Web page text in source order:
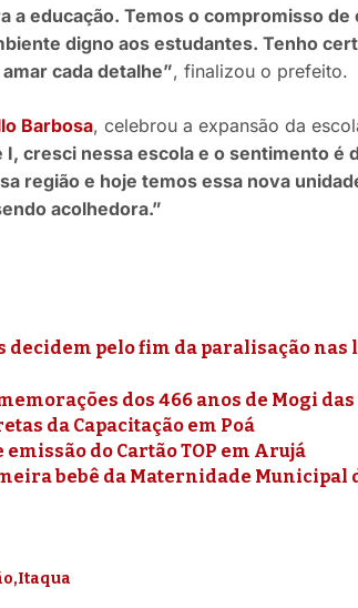
a educação. Temos o compromisso
digno aos estudantes. Tenho
cada detalhe”, finalizou o prefeito.
Barbosa, celebrou a expansão da
cresci nessa escola e o sentimento é
região e hoje temos essa nova
acolhedora.”
decidem pelo fim da paralisação nas
dos 466 anos de Mogi das
da Capacitação em Poá
do Cartão TOP em Arujá
bebê da Maternidade Municipal
Itaqua